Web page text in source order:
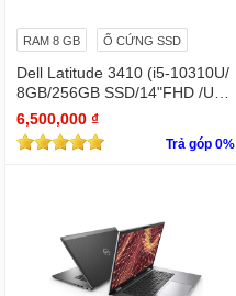
RAM 8 GB Ổ CỨNG SSD
Dell Latitude 3410 (i5-10310U/
8GB/256GB SSD/14"FHD /UH
D Graphics/Win11Pro)
6,500,000 ₫
Trả góp 0%